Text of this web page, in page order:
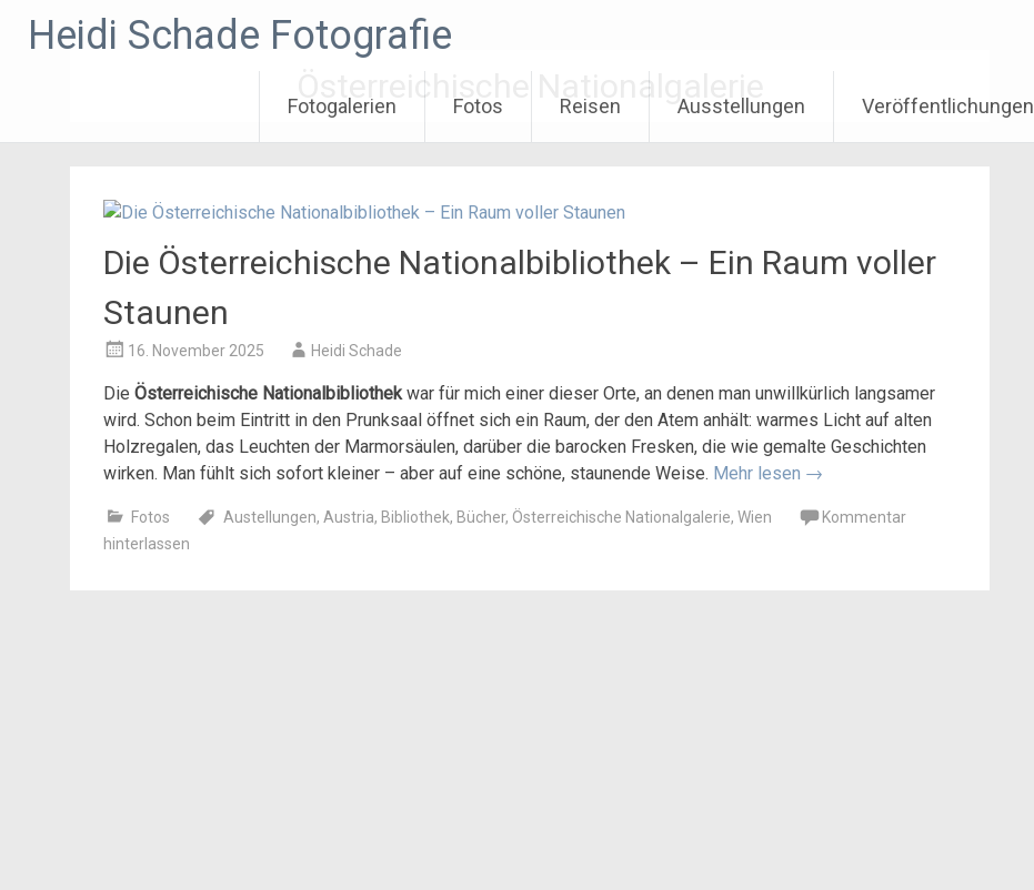
InhaltHeidi Schade Fotografie
Fotogalerien Fotos Reisen Ausstellungen Veröffentlichungen
Die Österreichische Nationalbibliothek – Ein Raum voller
Staunen
16. November 2025 Heidi Schade
Die Österreichische Nationalbibliothekwar für mich einer dieser Orte, an denen man unwillkürlich langsamer
wird. Schon beim Eintritt in den Prunksaal öffnet sich ein Raum, der den Atem anhält: warmes Licht auf alten
Holzregalen, das Leuchten der Marmorsäulen, darüber die barocken Fresken, die wie gemalte Geschichten
wirken. Man fühlt sich sofort kleiner – aber auf eine schöne, staunende Weise. Mehr lesen →
Fotos Austellungen, Austria, Bibliothek, Bücher, Österreichische Nationalgalerie, Wien
Kommentar
hinterlassen